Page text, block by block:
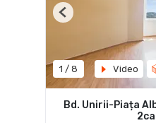
1 / 8 Video
Previous
Bd. Unirii-Piața